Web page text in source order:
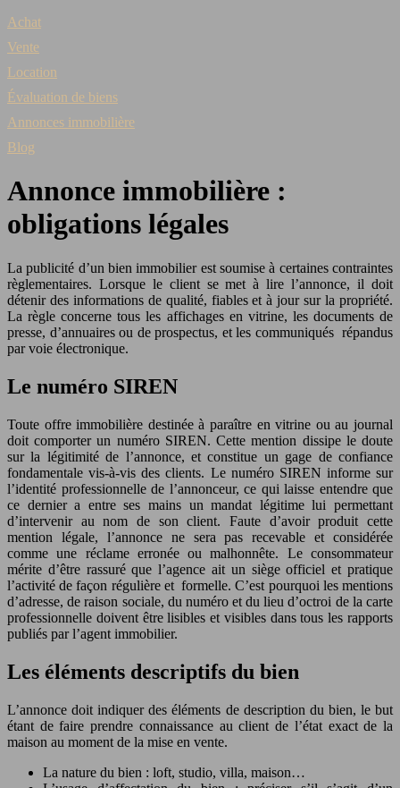
Achat
Vente
Location
Évaluation de biens
Annonces immobilière
Blog
Annonce immobilière :
obligations légales
La publicité d’un bien immobilier est soumise à certaines contraintes
règlementaires. Lorsque le client se met à lire l’annonce, il doit
détenir des informations de qualité, fiables et à jour sur la propriété.
La règle concerne tous les affichages en vitrine, les documents de
presse, d’annuaires ou de prospectus, et les communiqués répandus
par voie électronique.
Le numéro SIREN
Toute offre immobilière destinée à paraître en vitrine ou au journal
doit comporter un numéro SIREN. Cette mention dissipe le doute
sur la légitimité de l’annonce, et constitue un gage de confiance
fondamentale vis-à-vis des clients. Le numéro SIREN informe sur
l’identité professionnelle de l’annonceur, ce qui laisse entendre que
ce dernier a entre ses mains un mandat légitime lui permettant
d’intervenir au nom de son client. Faute d’avoir produit cette
mention légale, l’annonce ne sera pas recevable et considérée
comme une réclame erronée ou malhonnête. Le consommateur
mérite d’être rassuré que l’agence ait un siège officiel et pratique
l’activité de façon régulière et formelle. C’est pourquoi les mentions
d’adresse, de raison sociale, du numéro et du lieu d’octroi de la carte
professionnelle doivent être lisibles et visibles dans tous les rapports
publiés par l’agent immobilier.
Les éléments descriptifs du bien
L’annonce doit indiquer des éléments de description du bien, le but
étant de faire prendre connaissance au client de l’état exact de la
maison au moment de la mise en vente.
La nature du bien : loft, studio, villa, maison…